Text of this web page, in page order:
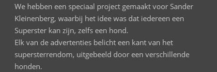
We hebben een speciaal project gemaakt voor Sander
Kleinenberg, waarbij het idee was dat iedereen een
Superster kan zijn, zelfs een hond.
Elk van de advertenties belicht een kant van het
supersterrendom, uitgebeeld door een verschillende
honden.